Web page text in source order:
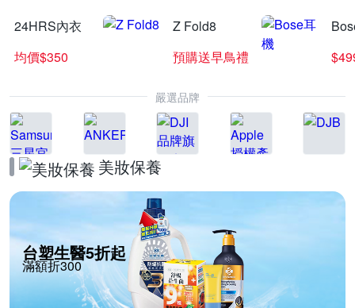
24HRS內衣
均價$350
Z Fold8
預購送早鳥禮
嚴選品牌
美妝保養
台塑生醫5折起
滿額折300